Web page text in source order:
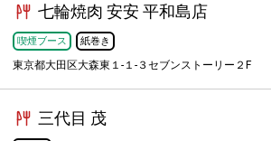
七輪焼肉 安安 平和島店
喫煙ブース 紙巻き
東京都大田区大森東１-１-３セブンストーリー２F
三代目 茂